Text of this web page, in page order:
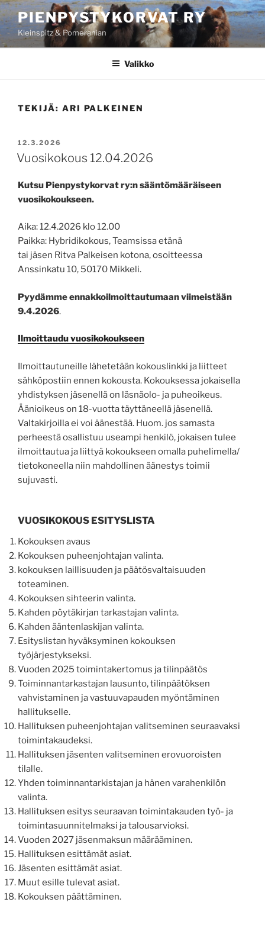
Siirry
sisältöönPIENPYSTYKORVAT RY
Kleinspitz & Pomeranian
Valikko
TEKIJÄ: ARI PALKEINEN
JULKAISTU
12.3.2026
Vuosikokous 12.04.2026
Kutsu Pienpystykorvat ry:n sääntömääräiseen
vuosikokoukseen.
Aika: 12.4.2026 klo 12.00
Paikka: Hybridikokous, Teamsissa etänä
tai jäsen Ritva Palkeisen kotona, osoitteessa
Anssinkatu 10, 50170 Mikkeli.
Pyydämme ennakkoilmoittautumaan viimeistään
9.4.2026.
Ilmoittaudu vuosikokoukseen
Ilmoittautuneille lähetetään kokouslinkki ja liitteet
sähköpostiin ennen kokousta. Kokouksessa jokaisella
yhdistyksen jäsenellä on läsnäolo- ja puheoikeus.
Äänioikeus on 18-vuotta täyttäneellä jäsenellä.
Valtakirjoilla ei voi äänestää. Huom. jos samasta
perheestä osallistuu useampi henkilö, jokaisen tulee
ilmoittautua ja liittyä kokoukseen omalla puhelimella/
tietokoneella niin mahdollinen äänestys toimii
sujuvasti.
VUOSIKOKOUS ESITYSLISTA
Kokouksen avaus
Kokouksen puheenjohtajan valinta.
kokouksen laillisuuden ja päätösvaltaisuuden
toteaminen.
Kokouksen sihteerin valinta.
Kahden pöytäkirjan tarkastajan valinta.
Kahden ääntenlaskijan valinta.
Esityslistan hyväksyminen kokouksen
työjärjestykseksi.
Vuoden 2025 toimintakertomus ja tilinpäätös
Toiminnantarkastajan lausunto, tilinpäätöksen
vahvistaminen ja vastuuvapauden myöntäminen
hallitukselle.
Hallituksen puheenjohtajan valitseminen seuraavaksi
toimintakaudeksi.
Hallituksen jäsenten valitseminen erovuoroisten
tilalle.
Yhden toiminnantarkistajan ja hänen varahenkilön
valinta.
Hallituksen esitys seuraavan toimintakauden työ- ja
toimintasuunnitelmaksi ja talousarvioksi.
Vuoden 2027 jäsenmaksun määrääminen.
Hallituksen esittämät asiat.
Jäsenten esittämät asiat.
Muut esille tulevat asiat.
Kokouksen päättäminen.